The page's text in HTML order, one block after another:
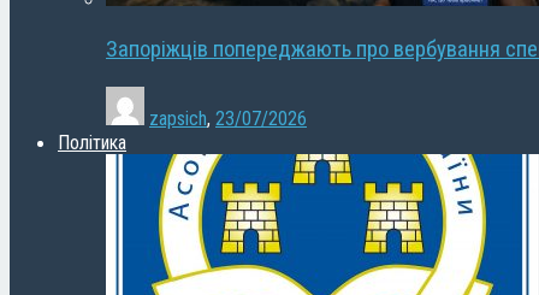
Запоріжців попереджають про вербування
zapsich, 23/07/2026
Політика